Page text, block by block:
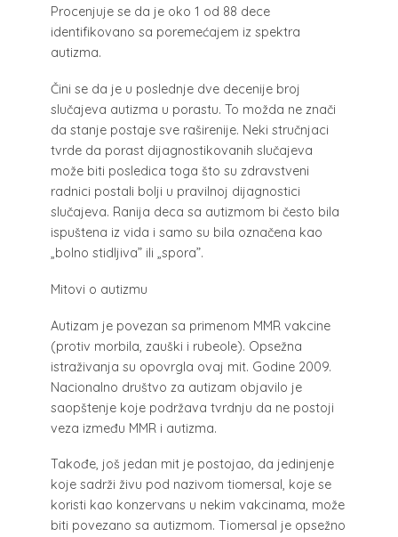
Procenjuje se da je oko 1 od 88 dece
identifikovano sa poremećajem iz spektra
autizma.
Čini se da je u poslednje dve decenije broj
slučajeva autizma u porastu. To možda ne znači
da stanje postaje sve raširenije. Neki stručnjaci
tvrde da porast dijagnostikovanih slučajeva
može biti posledica toga što su zdravstveni
radnici postali bolji u pravilnoj dijagnostici
slučajeva. Ranija deca sa autizmom bi često bila
ispuštena iz vida i samo su bila označena kao
„bolno stidljiva” ili „spora”.
Mitovi o autizmu
Autizam je povezan sa primenom MMR vakcine
(protiv morbila, zauški i rubeole). Opsežna
istraživanja su opovrgla ovaj mit. Godine 2009.
Nacionalno društvo za autizam objavilo je
saopštenje koje podržava tvrdnju da ne postoji
veza između MMR i autizma.
Takođe, još jedan mit je postojao, da jedinjenje
koje sadrži živu pod nazivom tiomersal, koje se
koristi kao konzervans u nekim vakcinama, može
biti povezano sa autizmom. Tiomersal je opsežno